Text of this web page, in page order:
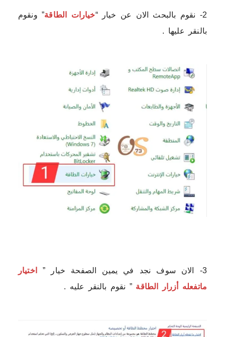
2- نقوم بالبحث الان عن خيار “ خيارات الطاقة” ونقوم
بالنقر عليها .
3- الان سوف نجد في يمين الصفحة خيار ”
اختيار
ماتفعله أزرار الطاقة ” نقوم بالنقر عليه .